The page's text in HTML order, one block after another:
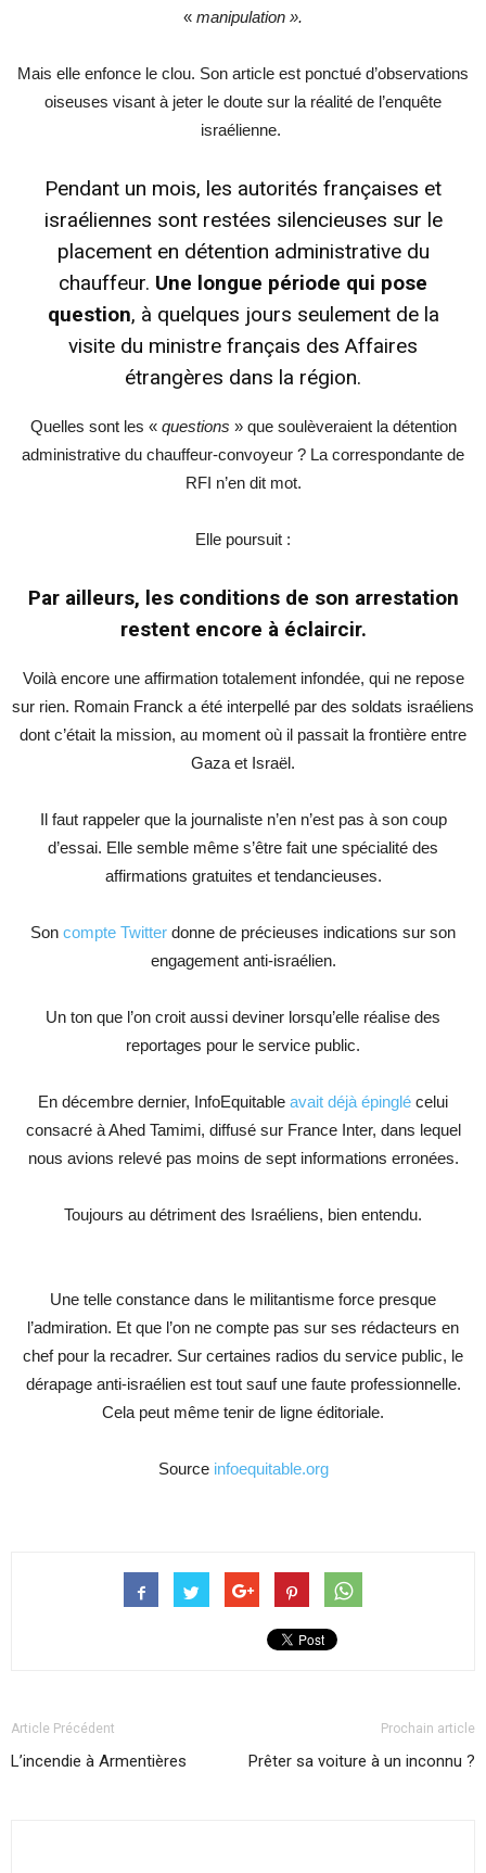
« manipulation ».
Mais elle enfonce le clou. Son article est ponctué d’observations
oiseuses visant à jeter le doute sur la réalité de l’enquête
israélienne.
Pendant un mois, les autorités françaises et
israéliennes sont restées silencieuses sur le
placement en détention administrative du
chauffeur. Une longue période qui pose
question, à quelques jours seulement de la
visite du ministre français des Affaires
étrangères dans la région.
Quelles sont les « questions » que soulèveraient la détention
administrative du chauffeur-convoyeur ? La correspondante de
RFI n’en dit mot.
Elle poursuit :
Par ailleurs, les conditions de son arrestation
restent encore à éclaircir.
Voilà encore une affirmation totalement infondée, qui ne repose
sur rien. Romain Franck a été interpellé par des soldats israéliens
dont c’était la mission, au moment où il passait la frontière entre
Gaza et Israël.
Il faut rappeler que la journaliste n’en n’est pas à son coup
d’essai. Elle semble même s’être fait une spécialité des
affirmations gratuites et tendancieuses.
Son compte Twitter donne de précieuses indications sur son
engagement anti-israélien.
Un ton que l’on croit aussi deviner lorsqu’elle réalise des
reportages pour le service public.
En décembre dernier, InfoEquitable avait déjà épinglé celui
consacré à Ahed Tamimi, diffusé sur France Inter, dans lequel
nous avions relevé pas moins de sept informations erronées.
Toujours au détriment des Israéliens, bien entendu.
Une telle constance dans le militantisme force presque
l’admiration. Et que l’on ne compte pas sur ses rédacteurs en
chef pour la recadrer. Sur certaines radios du service public, le
dérapage anti-israélien est tout sauf une faute professionnelle.
Cela peut même tenir de ligne éditoriale.
Source infoequitable.org
Article Précédent
L’incendie à Armentières
Prochain article
Prêter sa voiture à un inconnu ?